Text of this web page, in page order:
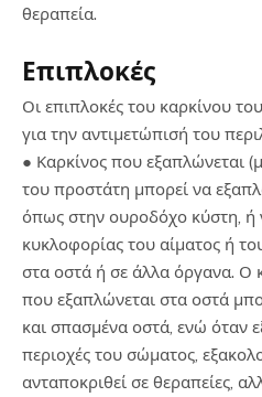
θεραπεία.
Επιπλοκές
Οι επιπλοκές του καρκίνου
για την αντιμετώπισή του
● Καρκίνος που εξαπλώνεται
του προστάτη μπορεί να
όπως στην ουροδόχο κύστη,
κυκλοφορίας του αίματος ή
στα οστά ή σε άλλα όργανα. Ο
που εξαπλώνεται στα οστά
και σπασμένα οστά, ενώ όταν
περιοχές του σώματος,
ανταποκριθεί σε θεραπείες,